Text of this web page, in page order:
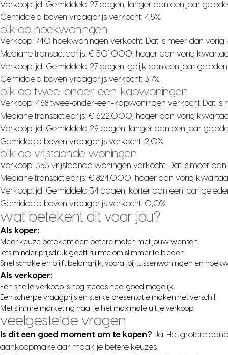
Verkooptijd: Gemiddeld 27 dagen, langer dan een jaar
Gemiddeld boven vraagprijs verkocht: 4,5%.
blik op hoekwoningen
Verkoop: 740 hoekwoningen verkocht. Dat is meer dan
Mediane transactieprijs: € 501.000, hoger dan vorig
Verkooptijd: Gemiddeld 27 dagen, gelijk aan een jaar
Gemiddeld boven vraagprijs verkocht: 3,7%.
blik op twee-onder-een-kapwoningen
Verkoop: 468 twee-onder-een-kapwoningen verkocht. Dat
Mediane transactieprijs: € 622.000, hoger dan vorig
Verkooptijd: Gemiddeld 29 dagen, langer dan een jaar
Gemiddeld boven vraagprijs verkocht: 2,0%.
blik op vrijstaande woningen
Verkoop: 353 vrijstaande woningen verkocht. Dat is meer
Mediane transactieprijs: € 824.000, hoger dan vorig
Verkooptijd: Gemiddeld 34 dagen, korter dan een jaar
Gemiddeld boven vraagprijs verkocht: 0,0%.
wat betekent dit voor jou?
Als koper:
Meer keuze betekent een betere match met jouw wensen.
Iets minder prijsdruk geeft ruimte om slimmer te bieden.
Snel schakelen blijft belangrijk, vooral bij tussenwoningen en
Als verkoper:
Een snelle verkoop is nog steeds heel goed mogelijk.
Een scherpe vraagprijs en sterke presentatie maken het verschil.
Met slimme marketing haal je het maximale uit je verkoop.
veelgestelde vragen
Is dit een goed moment om te kopen? Ja. Het grotere
aankoopmakelaar maak je betere keuzes.